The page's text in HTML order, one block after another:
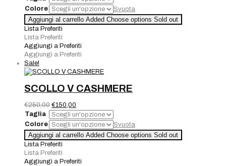
Colore
Svuota
Collana
Perle
Ovali
11
mm
quantità
Aggiungi al carrello Added Choose options Sold out
Lista Preferiti
Lista Preferiti
Aggiungi a Preferiti
Aggiungi a Preferiti
Sale!
SCOLLO V CASHMERE
€250,00 Il
prezzo
originale
era:
€250,00.
€150,00
prezzo
attuale
è:
€150,00.
Taglia
Colore
Svuota
SCOLLO
V
CASHMERE
quantità
Aggiungi al carrello Added Choose options Sold out
Lista Preferiti
Lista Preferiti
Aggiungi a Preferiti